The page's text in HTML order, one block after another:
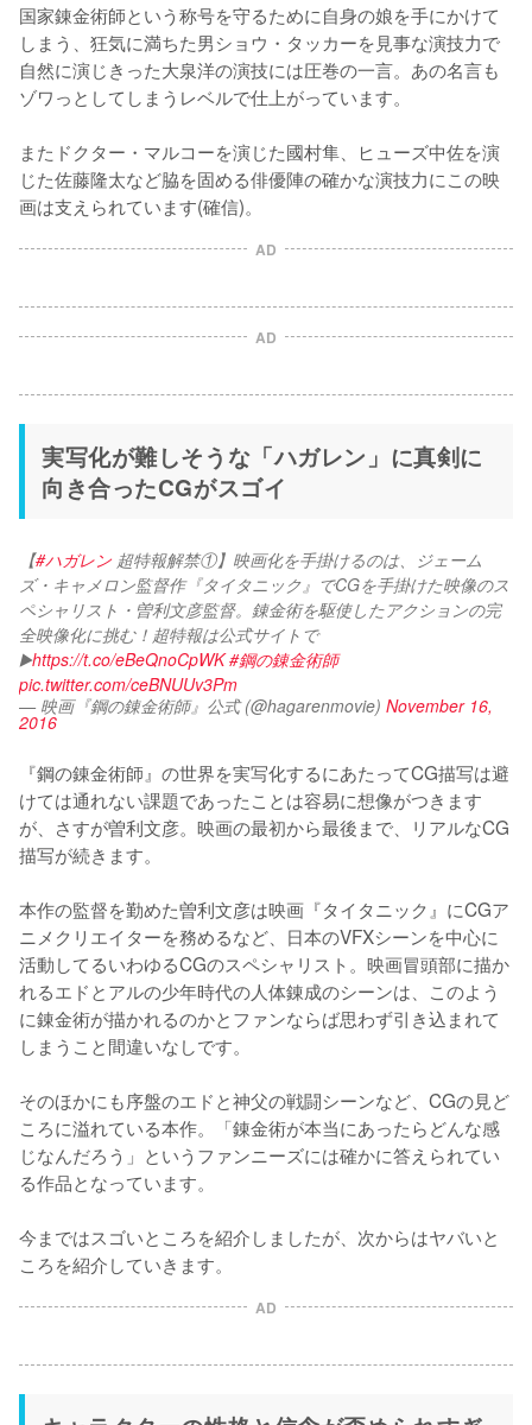
国家錬金術師という称号を守るために自身の娘を手にかけて
しまう、狂気に満ちた男ショウ・タッカーを見事な演技力で
自然に演じきった大泉洋の演技には圧巻の一言。あの名言も
ゾワっとしてしまうレベルで仕上がっています。
またドクター・マルコーを演じた國村隼、ヒューズ中佐を演
じた佐藤隆太など脇を固める俳優陣の確かな演技力にこの映
画は支えられています(確信)。
AD
AD
実写化が難しそうな「ハガレン」に真剣に
向き合ったCGがスゴイ
【#ハガレン 超特報解禁①】映画化を手掛けるのは、ジェーム
ズ・キャメロン監督作『タイタニック』でCGを手掛けた映像のス
ペシャリスト・曽利文彦監督。錬金術を駆使したアクションの完
全映像化に挑む！超特報は公式サイトで
▶️https://t.co/eBeQnoCpWK #鋼の錬金術師
pic.twitter.com/ceBNUUv3Pm
— 映画『鋼の錬金術師』公式 (@hagarenmovie) November 16,
2016
『鋼の錬金術師』の世界を実写化するにあたってCG描写は避
けては通れない課題であったことは容易に想像がつきます
が、さすが曽利文彦。映画の最初から最後まで、リアルなCG
描写が続きます。
本作の監督を勤めた曽利文彦は映画『タイタニック』にCGア
ニメクリエイターを務めるなど、日本のVFXシーンを中心に
活動してるいわゆるCGのスペシャリスト。映画冒頭部に描か
れるエドとアルの少年時代の人体錬成のシーンは、このよう
に錬金術が描かれるのかとファンならば思わず引き込まれて
しまうこと間違いなしです。
そのほかにも序盤のエドと神父の戦闘シーンなど、CGの見ど
ころに溢れている本作。「錬金術が本当にあったらどんな感
じなんだろう」というファンニーズには確かに答えられてい
る作品となっています。
今まではスゴいところを紹介しましたが、次からはヤバいと
ころを紹介していきます。
AD